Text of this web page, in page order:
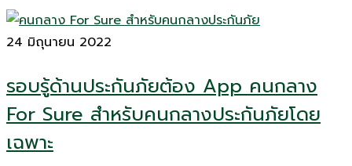
24 มิถุนายน 2022
รอบรู้ด้านประกันภัยต้อง App คนกลาง
For Sure สำหรับคนกลางประกันภัยโดย
เฉพาะ